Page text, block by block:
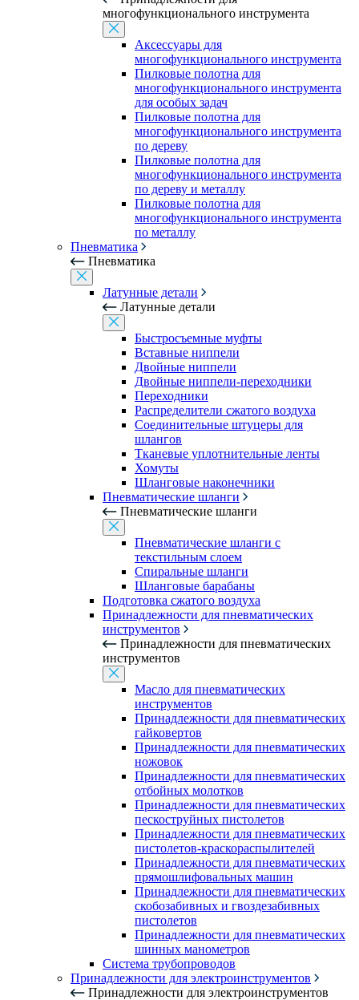
многофункционального инструмента
Аксессуары для
многофункционального инструмента
Пилковые полотна для
многофункционального инструмента
для особых задач
Пилковые полотна для
многофункционального инструмента
по дереву
Пилковые полотна для
многофункционального инструмента
по дереву и металлу
Пилковые полотна для
многофункционального инструмента
по металлу
Пневматика
Пневматика
Латунные детали
Латунные детали
Быстросъемные муфты
Вставные ниппели
Двойные ниппели
Двойные ниппели-переходники
Переходники
Распределители сжатого воздуха
Соединительные штуцеры для
шлангов
Тканевые уплотнительные ленты
Хомуты
Шланговые наконечники
Пневматические шланги
Пневматические шланги
Пневматические шланги с
текстильным слоем
Спиральные шланги
Шланговые барабаны
Подготовка сжатого воздуха
Принадлежности для пневматических
инструментов
Принадлежности для пневматических
инструментов
Масло для пневматических
инструментов
Принадлежности для пневматических
гайковертов
Принадлежности для пневматических
ножовок
Принадлежности для пневматических
отбойных молотков
Принадлежности для пневматических
пескоструйных пистолетов
Принадлежности для пневматических
пистолетов-краскораспылителей
Принадлежности для пневматических
прямошлифовальных машин
Принадлежности для пневматических
скобозабивных и гвоздезабивных
пистолетов
Принадлежности для пневматических
шинных манометров
Система трубопроводов
Принадлежности для электроинструментов
Принадлежности для электроинструментов